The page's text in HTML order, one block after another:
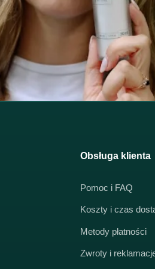
Obsługa klienta
Pomoc i FAQ
Koszty i czas
Metody płatności
Zwroty i